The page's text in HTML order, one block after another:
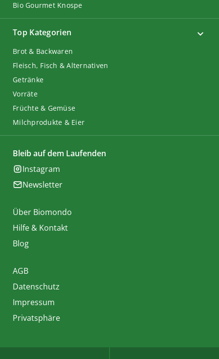
Top Kategorien
Brot & Backwaren
Fleisch, Fisch & Alternativen
Getränke
Vorräte
Früchte & Gemüse
Milchprodukte & Eier
Bio Gourmet Knospe
Bleib auf dem Laufenden
Instagram
Newsletter
Über Biomondo
Hilfe & Kontakt
Blog
AGB
Datenschutz
Impressum
Privatsphäre